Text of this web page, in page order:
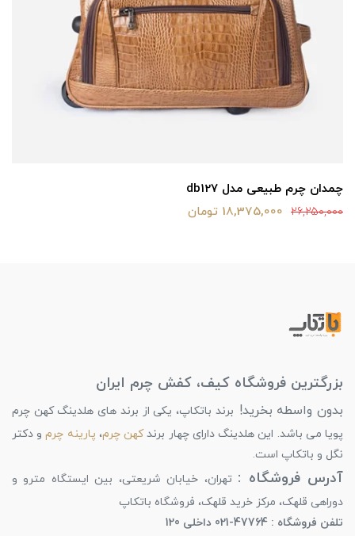
چمدان چرم طبیعی مدل db127
26,250,000 18,375,000 تومان
بزرگترین فروشگاه کیف، کفش چرم ایران
بدون واسطه بخرید! برند باتکاپ، یکی از برند های هلدینگ کهن چرم
پویا می باشد. این هلدینگ دارای چهار برندکهن چرم، پارینه چرمو دکتر
نگل و باتکاپ است.
آدرس فروشگاه : تهران، خیابان شریعتی، بین ایستگاه مترو و
دوراهی قلهک، مرکز خرید قلهک، فروشگاه باتکاپ
تلفن فروشگاه : 47764-021 داخلی 120